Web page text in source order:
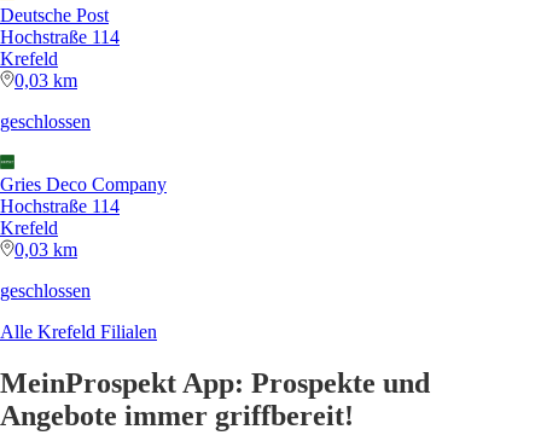
Deutsche Post
Hochstraße 114
Krefeld
0,03 km
geschlossen
Gries Deco Company
Hochstraße 114
Krefeld
0,03 km
geschlossen
Alle Krefeld Filialen
MeinProspekt App: Prospekte und
Angebote immer griffbereit!